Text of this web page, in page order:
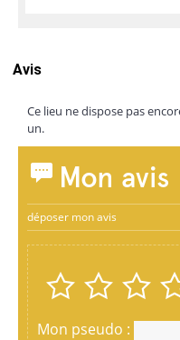
Avis
Ce lieu ne dispose pas
un.
Mon avis
déposer mon avis
Mon pseudo :